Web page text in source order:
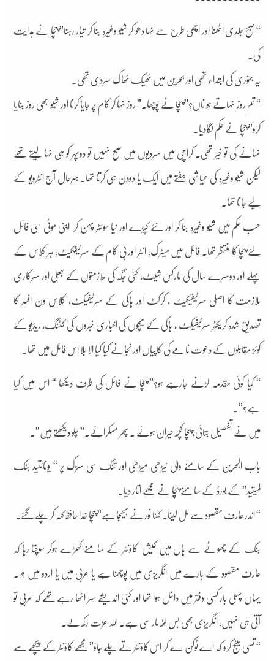
“ صبح جلدی اٹھنا اور اچھی طرح سے نہا دھو کر شیو وغیرہ بنا کر تیار رہنا” چچا نے ہدایت
کی۔
یہ جنوری کی ابتداء تھی اور بحرین میں ٹھیک ٹھاک سردی تھی۔
“ تم روز نہاتے ہو ناں؟” چچا نے پوچھا۔” روز نہا کر کام پر جایا کرنا اور شیو بھی روز بنایا
کرو” چچا نے حکم لگادیا۔
نہانے کی تو خیر تھی۔ کراچی میں سردیوں میں صبح نہیں تو دوپہر کو ہی نہا لیتے تھے
لیکن شیو وغیرہ کی عیاشی ہفتے میں ایک یا دودن ہی کرتا تھا۔ بہرحال آج انٹرویو کے
لیے جانا تھا۔
حسبِ حکم میں شیو وغیرہ بنا کر اور نئے کپڑے اور نیا سوئٹر پہن کر اپنی موٹی سی فائل
لئے چچا کا منتظر تھا۔ فائل میں میٹرک، انٹر اور بی کام کے سرٹیفکیٹ، ہر کلاس کے
پہلے اور دوسرے سال کی مارکس شیٹ، کئی جگہ کی ملازمتوں کے جعلی اور سرکاری
ملازمت کا اصلی سرٹیفیکیٹ ، کرکٹ اور ہاکی کے سرٹیفیکٹ، کلاس ون افسر کا
تصدیق شدہ کریکٹر سرٹیفیکٹ ، ہاکی کے میچوں کی اخباری خبروں کی کٹنگ، ریڈیو کے
کوئز مقابلوں کے دعوت نامے کی کاپیاں اور نجانے کیا کیا الا بلا اس فائل میں تھا۔
“ کیا کوئی مقدمہ لڑنے جارہے ہو؟” چچا نے فائل کی طرف دیکھا “ اس میں کیا
ہے؟”۔
میں نے تفصیل بتائی، چچا کچھ حیران ہوئے ۔ پھر مسکرائے۔” چلو دیکھتے ہیں”۔
باب البحرین کے سامنے والی ٹیڑھی میڑھی اور تنگ سی سڑک پر “ یونائتید بنک
لمیتید” کے بورڈ کے سامنے چچا نے مجھے اتار دیا۔
“ اندر عارف مقصود سے مل لینا۔ کہنا نور نے بھیجا ہے” چچا خدا حافظ کہہ کر چلے گئے۔
بنک کے چھوٹے سے ہال میں کیش کاؤنٹر کے سامنے کھڑے ہوکر سوچتا رہا کہ
عارف مقصود کے بارے میں انگریزی میں پوچھنا ہے یا عربی میں یا اردو میں ؟ ۔
یہاں پہلی بار کسی دفتر میں داخل ہوا تھا اور کئی اندیشے سر اٹھا رہے تھے کہ عربی تو
آتی ہی نہیں، انگریزی بھی بس لٹھ مار سی ہے۔ اللہ عزت رکھ لے۔
“ تسی ہینج کرو کہ اے ٹوکن لے کر اس کاؤنٹر تے چلے جاؤ” مجھے کاؤنٹر کے پیچھے سے